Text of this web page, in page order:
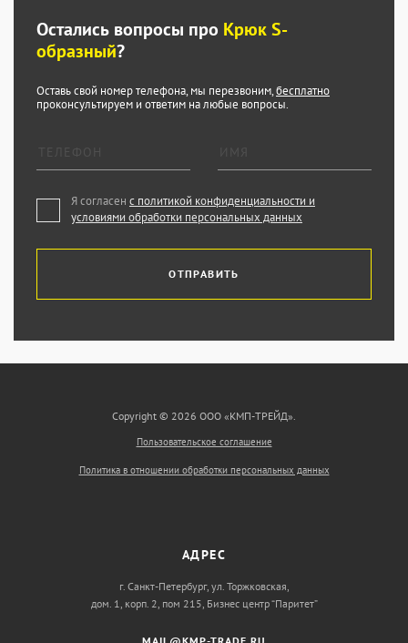
Остались вопросы про Крюк S-
образный?
Оставь свой номер телефона, мы перезвоним,бесплатно
проконсультируем и ответим на любые вопросы.
Я согласен с политикой конфиденциальности и
условиями обработки персональных данных
ОТПРАВИТЬ
Copyright © 2026 ООО «КМП-ТРЕЙД».
Пользовательское соглашение
Политика в отношении обработки персональных данных
АДРЕС
г. Санкт-Петербург, ул. Торжковская,
дом. 1, корп. 2, пом 215, Бизнес центр “Паритет”